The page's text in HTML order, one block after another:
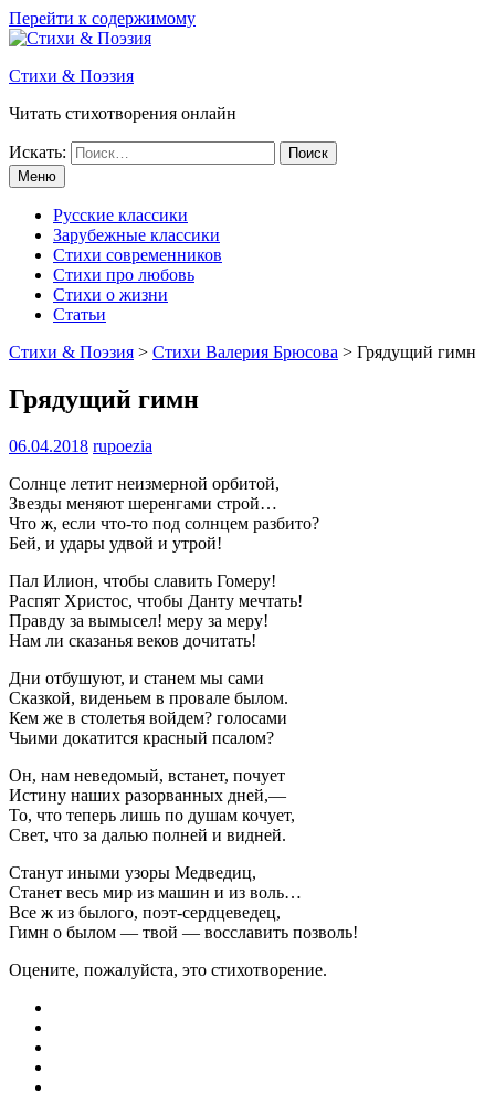
Перейти к содержимому
Стихи & Поэзия
Читать стихотворения онлайн
Искать:
Меню
Русские классики
Зарубежные классики
Стихи современников
Стихи про любовь
Стихи о жизни
Статьи
Стихи & Поэзия > Стихи Валерия Брюсова > Грядущий гимн
Грядущий гимн
06.04.2018 rupoezia
Солнце летит неизмерной орбитой,
Звезды меняют шеренгами строй…
Что ж, если что-то под солнцем разбито?
Бей, и удары удвой и утрой!
Пал Илион, чтобы славить Гомеру!
Распят Христос, чтобы Данту мечтать!
Правду за вымысел! меру за меру!
Нам ли сказанья веков дочитать!
Дни отбушуют, и станем мы сами
Сказкой, виденьем в провале былом.
Кем же в столетья войдем? голосами
Чьими докатится красный псалом?
Он, нам неведомый, встанет, почует
Истину наших разорванных дней,—
То, что теперь лишь по душам кочует,
Свет, что за далью полней и видней.
Станут иными узоры Медведиц,
Станет весь мир из машин и из воль…
Все ж из былого, поэт-сердцеведец,
Гимн о былом — твой — восславить позволь!
Оцените, пожалуйста, это стихотворение.